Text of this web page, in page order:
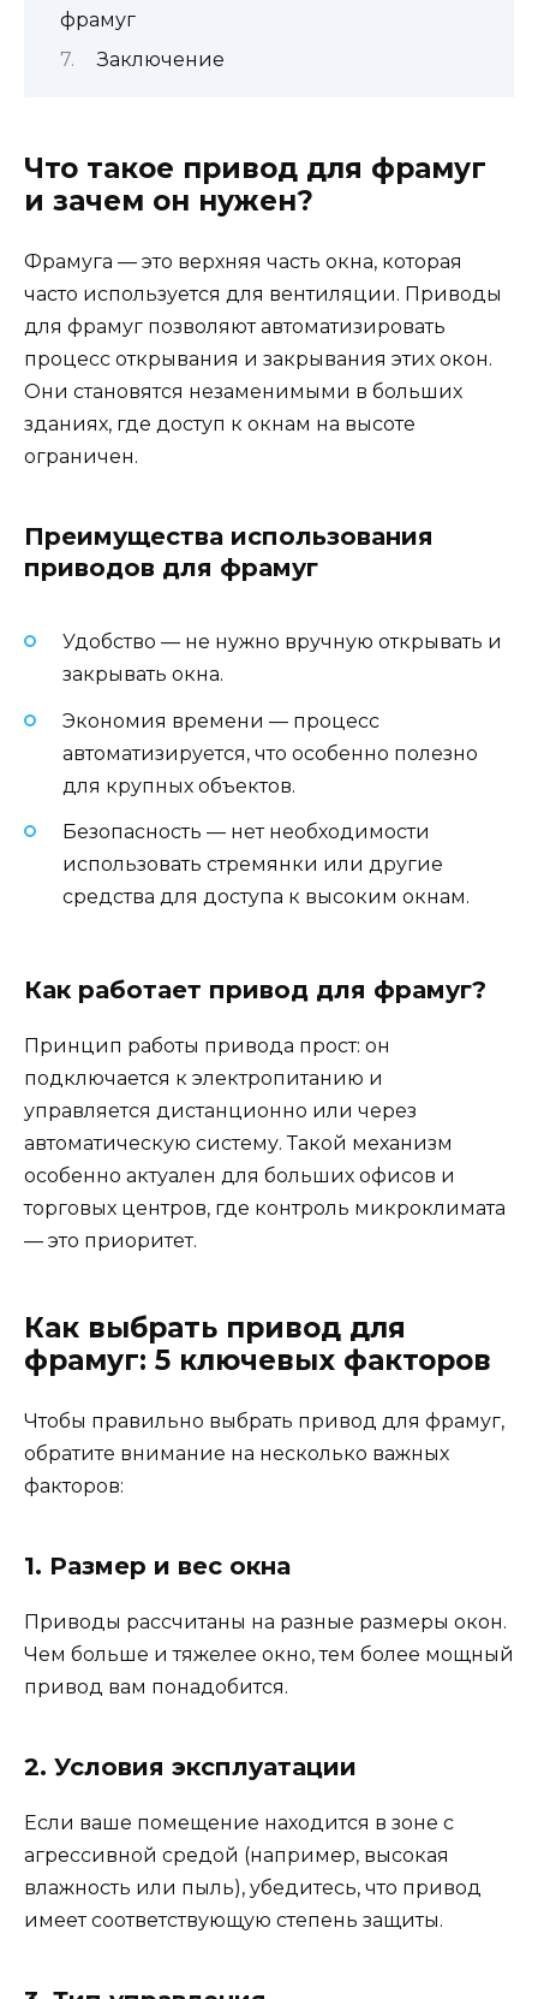
фрамуг
Заключение
Что такое привод для фрамуг
и зачем он нужен?
Фрамуга — это верхняя часть окна, которая
часто используется для вентиляции. Приводы
для фрамуг позволяют автоматизировать
процесс открывания и закрывания этих окон.
Они становятся незаменимыми в больших
зданиях, где доступ к окнам на высоте
ограничен.
Преимущества использования
приводов для фрамуг
Удобство — не нужно вручную открывать и
закрывать окна.
Экономия времени — процесс
автоматизируется, что особенно полезно
для крупных объектов.
Безопасность — нет необходимости
использовать стремянки или другие
средства для доступа к высоким окнам.
Как работает привод для фрамуг?
Принцип работы привода прост: он
подключается к электропитанию и
управляется дистанционно или через
автоматическую систему. Такой механизм
особенно актуален для больших офисов и
торговых центров, где контроль микроклимата
— это приоритет.
Как выбрать привод для
фрамуг: 5 ключевых факторов
Чтобы правильно выбрать привод для фрамуг,
обратите внимание на несколько важных
факторов:
1. Размер и вес окна
Приводы рассчитаны на разные размеры окон.
Чем больше и тяжелее окно, тем более мощный
привод вам понадобится.
2. Условия эксплуатации
Если ваше помещение находится в зоне с
агрессивной средой (например, высокая
влажность или пыль), убедитесь, что привод
имеет соответствующую степень защиты.